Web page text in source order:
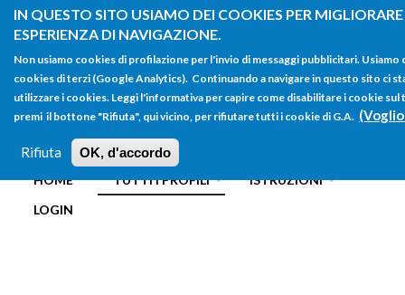
IN QUESTO SITO USIAMO DEI COOKIES PER
ESPERIENZA DI NAVIGAZIONE.
Non usiamo cookies di profilazione per l'invio di messaggi pubblicitari. Usiamo
cookies di terzi (Google Analytics). Continuando a navigare in questo sito ci
utilizzare i cookies. Leggi l'informativa per capire come disabilitare i cookie
premi il bottone "Rifiuta", qui vicino, per rifiutare tutti i cookie di G.A.
Rifiuta OK, d'accordo
Salta al contenuto principale
FORM
DI
RICERCA
Main menu
HOME TUTTI I PROFILI
ISTRUZIONI
LOGIN